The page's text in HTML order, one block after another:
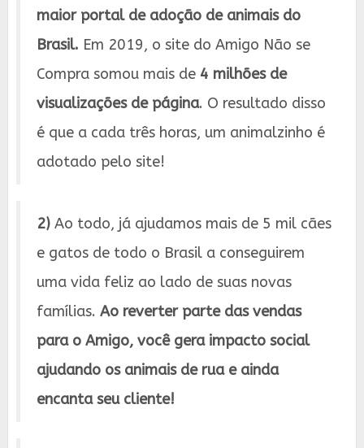
maior portal de adoção de animais do
Brasil. Em 2019, o site do Amigo Não se
Compra somou mais de 4 milhões de
visualizações de página. O resultado disso
é que a cada três horas, um animalzinho é
adotado pelo site!
2) Ao todo, já ajudamos mais de 5 mil cães
e gatos de todo o Brasil a conseguirem
uma vida feliz ao lado de suas novas
famílias. Ao reverter parte das vendas
para o Amigo, você gera impacto social
ajudando os animais de rua e ainda
encanta seu cliente!